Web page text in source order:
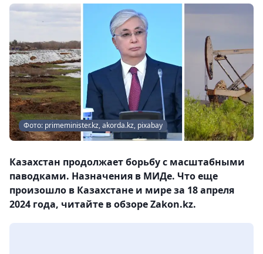
Фото: primeminister.kz, akorda.kz, pixabay
Казахстан продолжает борьбу с масштабными
паводками. Назначения в МИДе. Что еще
произошло в Казахстане и мире за 18 апреля
2024 года, читайте в обзоре Zakon.kz.